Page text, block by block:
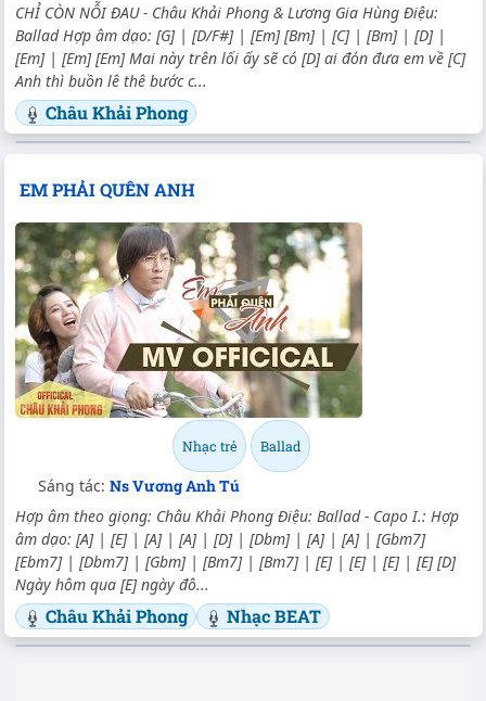
CHỈ CÒN NỖI ĐAU - Châu Khải Phong & Lương Gia Hùng Điệu:
Ballad Hợp âm dạo: [G] | [D/F#] | [Em] [Bm] | [C] | [Bm] | [D] |
[Em] | [Em] [Em] Mai này trên lối ấy sẽ có [D] ai đón đưa em về [C]
Anh thì buồn lê thê bước c...
Châu Khải Phong
EM PHẢI QUÊN ANH
Nhạc trẻ Ballad
Sáng tác: Ns Vương Anh Tú
Hợp âm theo giọng: Châu Khải Phong Điệu: Ballad - Capo I.: Hợp
âm dạo: [A] | [E] | [A] | [A] | [D] | [Dbm] | [A] | [A] | [Gbm7]
[Ebm7] | [Dbm7] | [Gbm] | [Bm7] | [Bm7] | [E] | [E] | [E] | [E] [D]
Ngày hôm qua [E] ngày đô...
Châu Khải Phong Nhạc BEAT